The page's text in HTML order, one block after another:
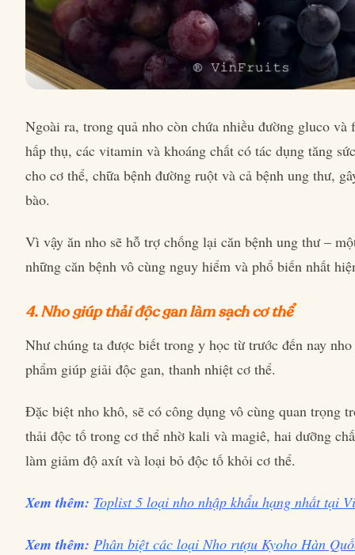
Ngoài ra, trong quả nho còn chứa nhiều đường gluco và
hấp thụ, các vitamin và khoáng chất có tác dụng tăng
cho cơ thể, chữa bệnh đường ruột và cả bệnh ung thư,
bào.
Vì vậy ăn nho sẽ hỗ trợ chống lại căn bệnh ung thư –
những căn bệnh vô cùng nguy hiểm và phổ biến nhất
4. Nho giúp thải độc gan làm sạch cơ thể
Như chúng ta được biết trong y học từ trước đến nay
phẩm giúp giải độc gan, thanh nhiệt cơ thể.
Đặc biệt nho khô, sẽ có công dụng vô cùng quan trọng
thải độc tố trong cơ thể nhờ kali và magiê, hai dưỡng
làm giảm độ axít và loại bỏ độc tố khỏi cơ thể.
Xem thêm: Toplist 5 loại nho nhập khẩu hạng nhất tại
Xem thêm: Phân biệt các loại Nho rượu Kyoho Hàn